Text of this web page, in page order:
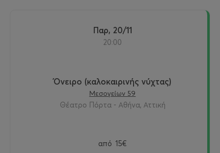
Παρ, 20/11
20:00
Όνειρο (καλοκαιρινής νύχτας)
Μεσογείων 59
Θέατρο Πόρτα - Αθήνα, Αττική
από 15€